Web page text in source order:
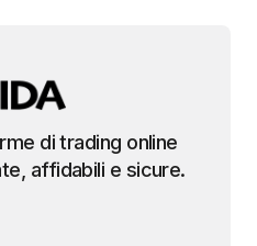
di trading online
affidabili e sicure.